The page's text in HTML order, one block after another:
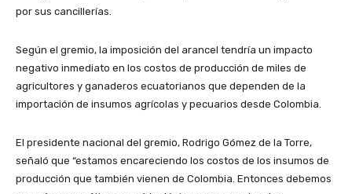
por sus cancillerías.
Según el gremio, la imposición del arancel tendría un impacto
negativo inmediato en los costos de producción de miles de
agricultores y ganaderos ecuatorianos que dependen de la
importación de insumos agrícolas y pecuarios desde Colombia.
El presidente nacional del gremio, Rodrigo Gómez de la Torre,
señaló que “estamos encareciendo los costos de los insumos de
producción que también vienen de Colombia. Entonces debemos